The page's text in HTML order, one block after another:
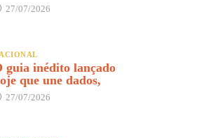
27/07/2026
guia inédito lançado
que une dados,
27/07/2026